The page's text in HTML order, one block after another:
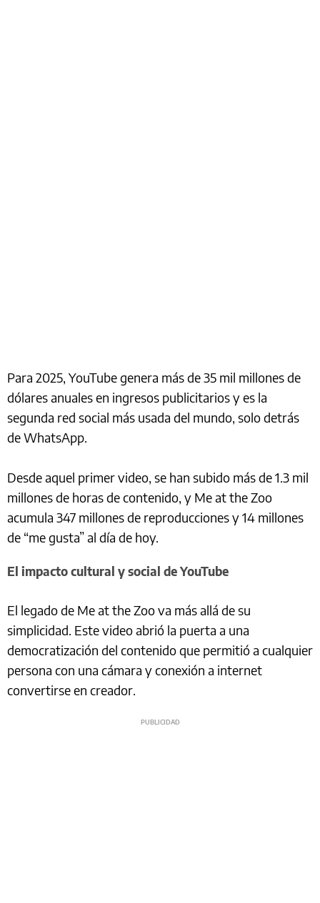
Para 2025, YouTube genera más de 35 mil millones de
dólares anuales en ingresos publicitarios y es la
segunda red social más usada del mundo, solo detrás
de WhatsApp.
Desde aquel primer video, se han subido más de 1.3 mil
millones de horas de contenido, y Me at the Zoo
acumula 347 millones de reproducciones y 14 millones
de “me gusta” al día de hoy.
El impacto cultural y social de YouTube
El legado de Me at the Zoo va más allá de su
simplicidad. Este video abrió la puerta a una
democratización del contenido que permitió a cualquier
persona con una cámara y conexión a internet
convertirse en creador.